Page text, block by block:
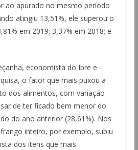
ao apurado no mesmo período
atingiu 13,51%, ele superou o
em 2019; 3,37% em 2018; e
economista do Ibre e
o fator que mais puxou a
dos alimentos, com variação
de ter ficado bem menor do
do ano anterior (28,61%). Nos
inteiro, por exemplo, subiu
dos itens que mais